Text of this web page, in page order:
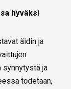
hyväksi
äidin ja
synnytystä ja
todetaan,